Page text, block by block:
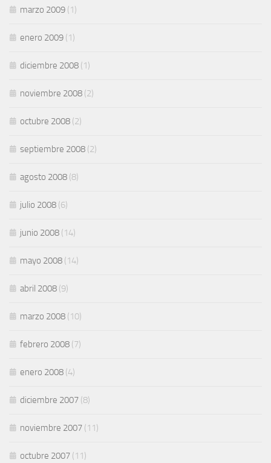
marzo 2009 (1)
enero 2009 (1)
diciembre 2008 (1)
noviembre 2008 (2)
octubre 2008 (2)
septiembre 2008 (2)
agosto 2008 (8)
julio 2008 (6)
junio 2008 (14)
mayo 2008 (14)
abril 2008 (9)
marzo 2008 (10)
febrero 2008 (7)
enero 2008 (4)
diciembre 2007 (8)
noviembre 2007 (11)
octubre 2007 (11)